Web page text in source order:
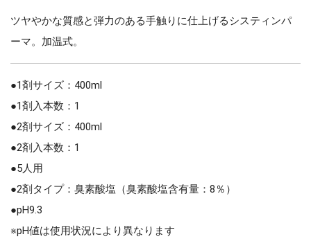
ツヤやかな質感と弾力のある手触りに仕上げるシスティンパ
ーマ。加温式。
●1剤サイズ：400ml
●1剤入本数：1
●2剤サイズ：400ml
●2剤入本数：1
●5人用
●2剤タイプ：臭素酸塩（臭素酸塩含有量：8％）
●pH9.3
※pH値は使用状況により異なります